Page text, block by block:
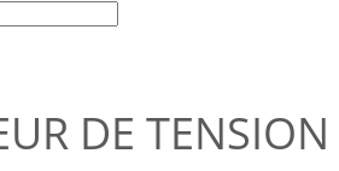
DE TENSION